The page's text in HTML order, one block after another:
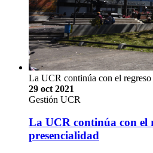
La UCR continúa con el
29 oct 2021
Gestión UCR
La UCR continúa con el
presencialidad